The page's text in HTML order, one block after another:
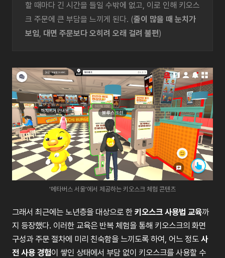
할 때마다 긴 시간을 들일 수밖에 없고, 이로 인해 키오스
크 주문에 큰 부담을 느끼게 된다. (줄이 많을 때 눈치가
보임, 대면 주문보다 오히려 오래 걸려 불편)
'메타버스 서울'에서 제공하는 키오스크 체험 콘텐츠
그래서 최근에는 노년층을 대상으로 한 키오스크 사용법 교육까
지 등장했다. 이러한 교육은 반복 체험을 통해 키오스크의 화면
구성과 주문 절차에 미리 친숙함을 느끼도록 하여, 어느 정도 사
전 사용 경험이 쌓인 상태에서 부담 없이 키오스크를 사용할 수